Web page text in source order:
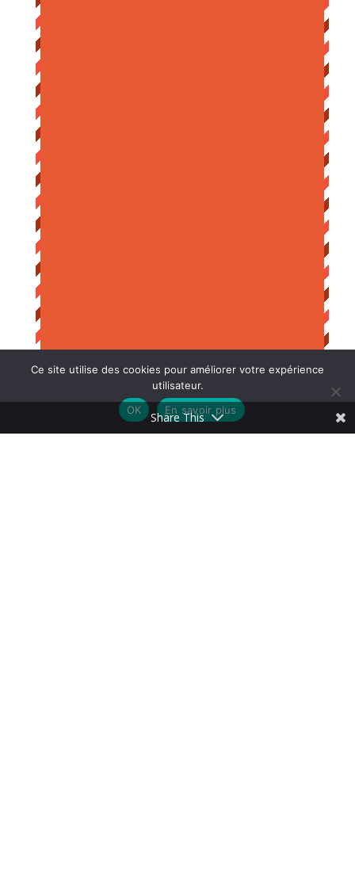
Share This
Ce site utilise des cookies pour améliorer votre expérience
utilisateur.
OK
En savoir plus